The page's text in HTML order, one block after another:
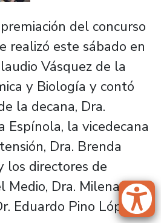
del concurso
realizó este sábado en
Vásquez de la
y Biología y contó
la decana, Dra.
Espínola, la vicedecana
Dra. Brenda
los directores de
Medio, Dra. Milena
Eduardo Pino López.